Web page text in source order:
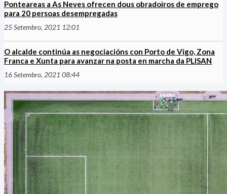
Ponteareas a As Neves ofrecen dous obradoiros de emprego
para 20 persoas desempregadas
25 Setembro, 2021 12:01
O alcalde continúa as negociacións con Porto de Vigo, Zona
Franca e Xunta para avanzar na posta en marcha da PLISAN
16 Setembro, 2021 08:44